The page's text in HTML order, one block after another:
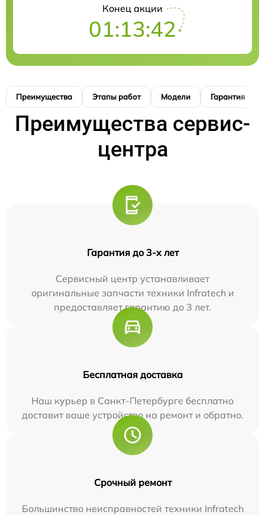
Конец акции
01:13:41
Преимущества Этапы работ Модели Гарантия
Преимущества сервис-
центра
Гарантия до 3-х лет
Сервисный центр устанавливает
оригинальные запчасти техники Infratech и
предоставляет гарантию до 3 лет.
Бесплатная доставка
Наш курьер в Санкт-Петербурге бесплатно
доставит ваше устройство на ремонт и обратно.
Срочный ремонт
Большинство неисправностей техники Infratech